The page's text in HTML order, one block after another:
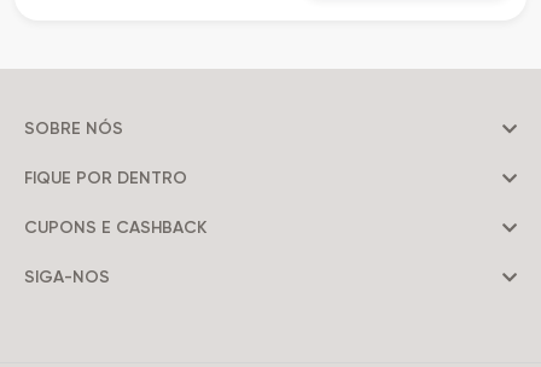
SOBRE NÓS
FIQUE POR DENTRO
CUPONS E CASHBACK
SIGA-NOS